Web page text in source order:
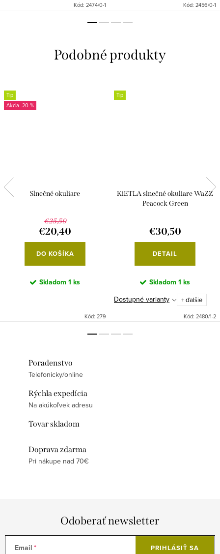
Kód: 2474/0-1 Kód: 2456/0-1
Tip
-20 %
Slnečné okuliare
€25,50
€20,40
DO KOŠÍKA
Skladom 1 ks
Kód: 279
Tip
KiETLA slnečné okuliare WaZZ
Peacock Green
€30,50
DETAIL
Skladom 1 ks
Dostupné varianty + ďalšie
Kód: 2480/1-2
Poradenstvo
Telefonicky/online
Rýchla expedícia
Na akúkoľvek adresu
Tovar skladom
Doprava zdarma
Pri nákupe nad 70€
Odoberať newsletter
Email PRIHLÁSIŤ SA